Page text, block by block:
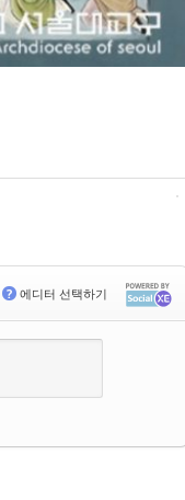
? 에디터 선택하기